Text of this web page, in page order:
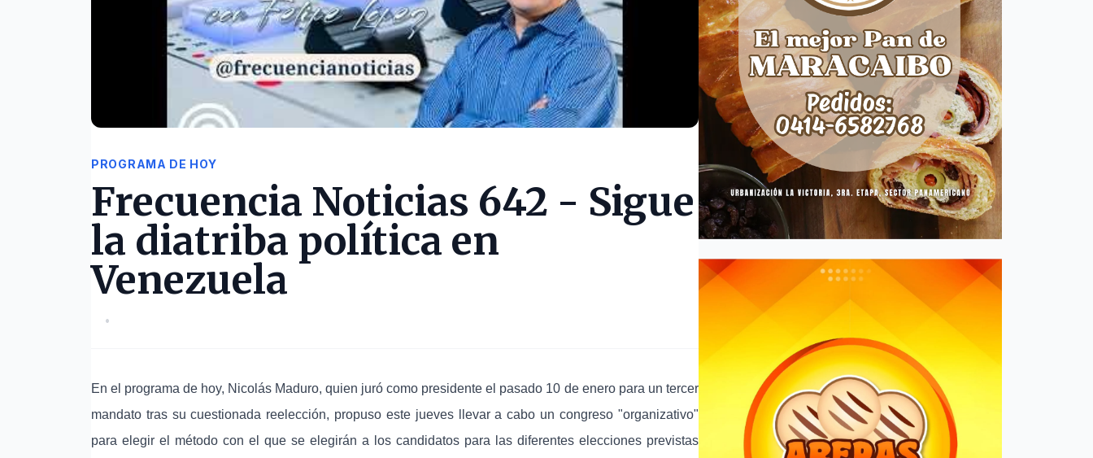
PROGRAMA DE HOY
Frecuencia Noticias 642 - Sigue
la diatriba política en
Venezuela
•
En el programa de hoy, Nicolás Maduro, quien juró como presidente el pasado 10 de enero para un tercer
mandato tras su cuestionada reelección, propuso este jueves llevar a cabo un congreso "organizativo"
para elegir el método con el que se elegirán a los candidatos para las diferentes elecciones previstas